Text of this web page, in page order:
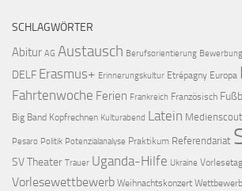
SCHLAGWÖRTER
Abitur AG Austausch Berufsorientierung Bewerbung
DELF Erasmus+ Erinnerungskultur Etrépagny Europa
Fahrtenwoche Ferien Frankreich Französisch
Big Band Kopfrechnen Kulturabend Latein
Pesaro Politik Potenzialanalyse Praktikum Referendariat
SVTheater Trauer Uganda-Hilfe Ukraine Vorlesetag
Vorlesewettbewerb Weihnachtskonzert Wettbewerb